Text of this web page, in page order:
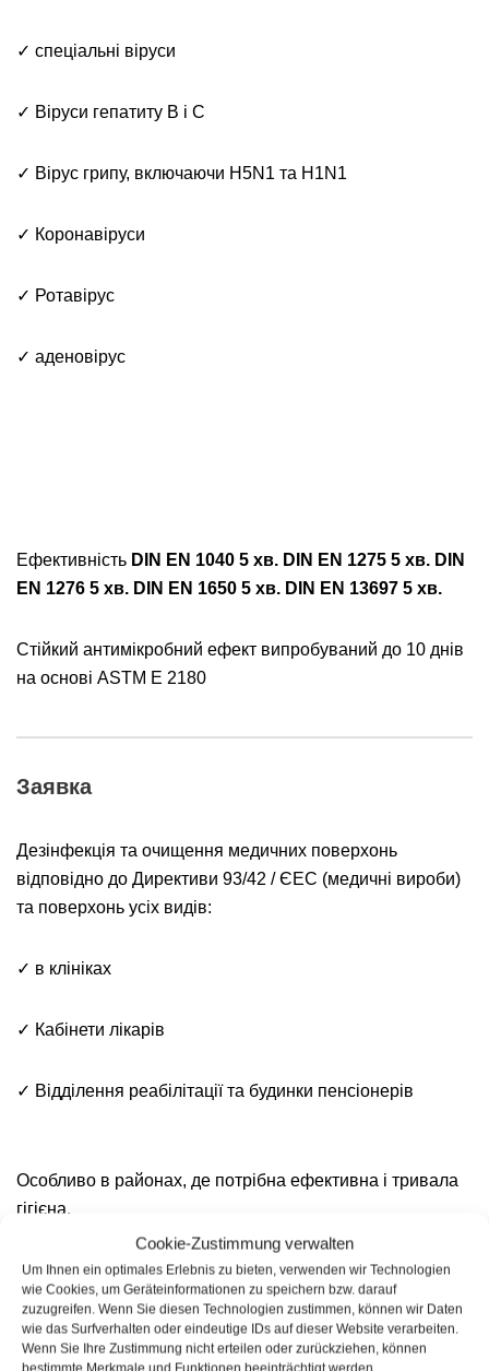
Cookie-Zustimmung verwalten
Um Ihnen ein optimales Erlebnis zu bieten, verwenden wir Technologien
wie Cookies, um Geräteinformationen zu speichern bzw. darauf
zuzugreifen. Wenn Sie diesen Technologien zustimmen, können wir Daten
wie das Surfverhalten oder eindeutige IDs auf dieser Website verarbeiten.
Wenn Sie Ihre Zustimmung nicht erteilen oder zurückziehen, können
✓ спеціальні віруси
✓ Віруси гепатиту В і С
✓ Вірус грипу, включаючи H5N1 та H1N1
✓ Коронавіруси
✓ Ротавірус
✓ аденовірус
Ефективність DIN EN 1040 5 хв. DIN EN 1275 5 хв. DIN
EN 1276 5 хв. DIN EN 1650 5 хв. DIN EN 13697 5 хв.
Стійкий антимікробний ефект випробуваний до 10 днів
на основі ASTM E 2180
Заявка
Дезінфекція та очищення медичних поверхонь
відповідно до Директиви 93/42 / ЄЕС (медичні вироби)
та поверхонь усіх видів:
✓ в клініках
✓ Кабінети лікарів
✓ Відділення реабілітації та будинки пенсіонерів
Особливо в районах, де потрібна ефективна і тривала
гігієна.
Особливо підходить для приміщень, де неприємний
запах виникає від мікроорганізмів, таких як:
✓ туалет